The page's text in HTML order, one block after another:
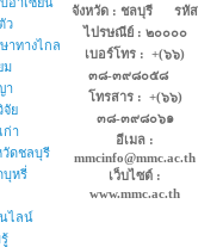
ว
าทางไกล
ม
า
จัย
ก่า
วัดชลบุรี
บุหรี่
ไลน์
จังหวัด : ชลบุรี รหัส
ไปรษณีย์ : ๒๐๐๐๐
เบอร์โทร : +(๖๖)
๓๘-๓๙๘๐๕๘
โทรสาร : +(๖๖)
๓๘-๓๙๘๐๖๑
อีเมล :
mmcinfo@mmc.ac.th
เว็บไซต์ :
www.mmc.ac.th